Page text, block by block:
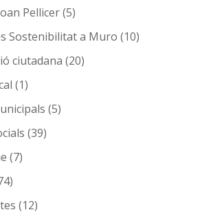
Pellicer(5)
Sostenibilitat a Muro (10)
ciutadana (20)
(1)
(5)
(39)
(7)
(12)